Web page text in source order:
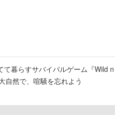
て暮らすサバイバルゲーム『Wild
自然で、喧騒を忘れよう